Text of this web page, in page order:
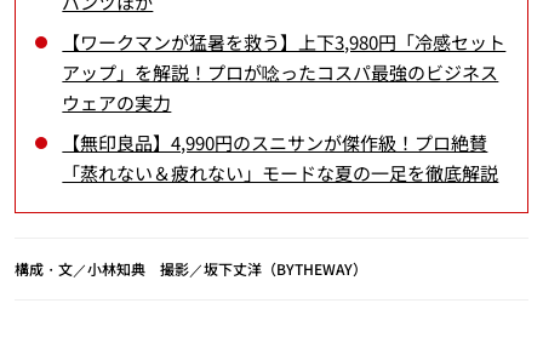
【ワークマンが猛暑を救う】上下3,980円「冷感セット
アップ」を解説！プロが唸ったコスパ最強のビジネス
ウェアの実力
【無印良品】4,990円のスニサンが傑作級！プロ絶賛
「蒸れない＆疲れない」モードな夏の一足を徹底解説
構成・文／小林知典 撮影／坂下丈洋（BYTHEWAY）